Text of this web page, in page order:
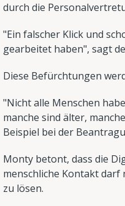
durch die
"Ein falscher Klick und
gearbeitet haben", sagt
Diese Befürchtungen
"Nicht alle Menschen
manche sind älter,
Beispiel bei der
Monty betont, dass die
menschliche Kontakt
zu lösen.